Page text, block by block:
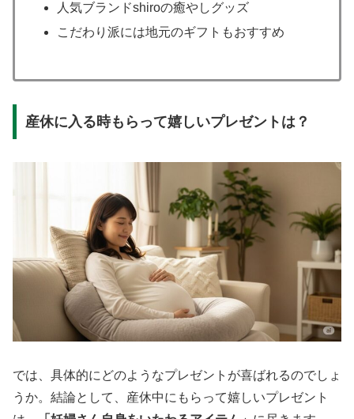
人気ブランドshiroの癒やしグッズ
こだわり派には地元のギフトもおすすめ
産休に入る時もらって嬉しいプレゼントは？
では、具体的にどのようなプレゼントが喜ばれるのでしょ
うか。結論として、産休中にもらって嬉しいプレゼント